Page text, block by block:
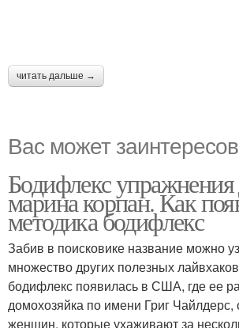
читать дальше →
Вас может
Бодифлекс упражнения
марина корпан. Как
методика бодифлекс
Забив в поисковике название можно
множество других полезных
бодифлекс появилась в США, где ее
домохозяйка по имени Григ Чайлдерс,
женщин, которые ухаживают за